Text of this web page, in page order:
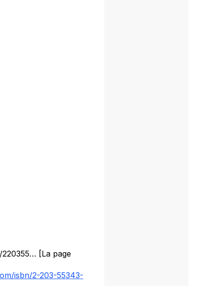
[La page
isbn/2-203-55343-